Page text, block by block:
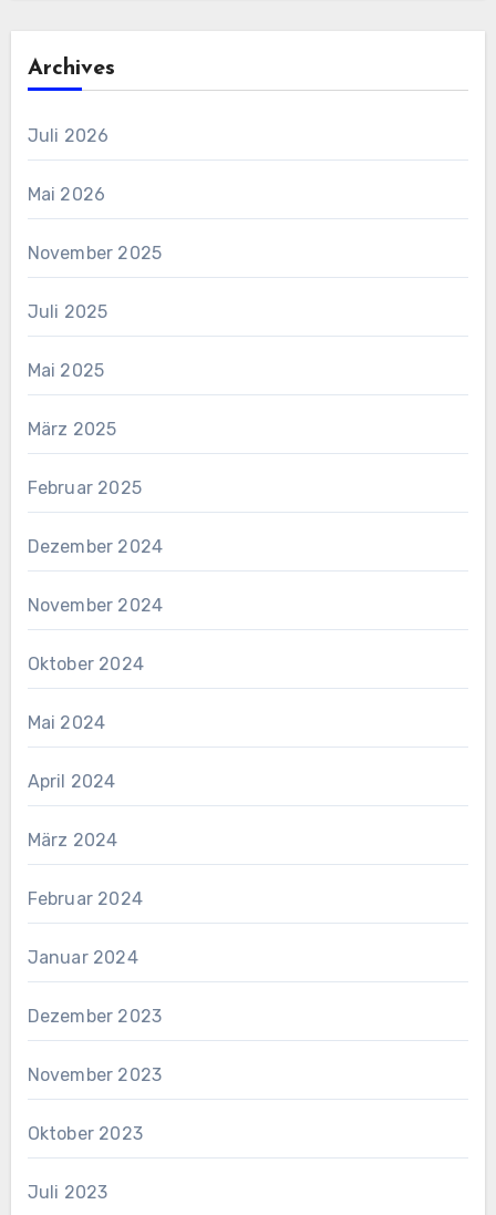
Archives
Juli 2026
Mai 2026
November 2025
Juli 2025
Mai 2025
März 2025
Februar 2025
Dezember 2024
November 2024
Oktober 2024
Mai 2024
April 2024
März 2024
Februar 2024
Januar 2024
Dezember 2023
November 2023
Oktober 2023
Juli 2023